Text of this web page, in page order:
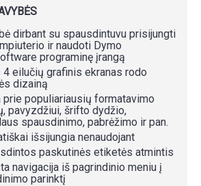
dirbant su spausdintuvu prisijungti
ir naudoti Dymo
programinę įrangą
eilučių grafinis ekranas rodo
dizainą
prie populiariausių formatavimo
pavyzdžiui, šrifto dydžio,
spausdinimo, pabrėžimo ir pan.
išsijungia nenaudojant
paskutinės etiketės atmintis
navigacija iš pagrindinio meniu į
parinktį